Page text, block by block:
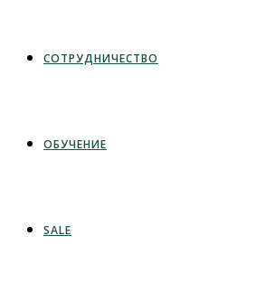
СОТРУДНИЧЕСТВО
ОБУЧЕНИЕ
SALE